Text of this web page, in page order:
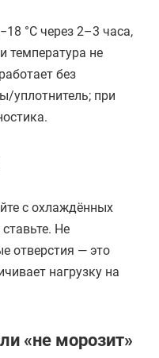
°C через 2–3 часа,
температура не
без
уплотнитель; при
с охлаждённых
Не
отверстия — это
нагрузку на
«не морозит»